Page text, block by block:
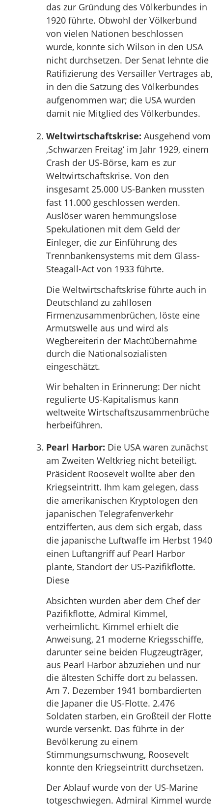
das zur Gründung des Völkerbundes in
1920 führte. Obwohl der Völkerbund
von vielen Nationen beschlossen
wurde, konnte sich Wilson in den USA
nicht durchsetzen. Der Senat lehnte die
Ratifizierung des Versailler Vertrages ab,
in den die Satzung des Völkerbundes
aufgenommen war; die USA wurden
damit nie Mitglied des Völkerbundes.
Weltwirtschaftskrise: Ausgehend vom
‚Schwarzen Freitag‘ im Jahr 1929, einem
Crash der US-Börse, kam es zur
Weltwirtschaftskrise. Von den
insgesamt 25.000 US-Banken mussten
fast 11.000 geschlossen werden.
Auslöser waren hemmungslose
Spekulationen mit dem Geld der
Einleger, die zur Einführung des
Trennbankensystems mit dem Glass-
Steagall-Act von 1933 führte.
Die Weltwirtschaftskrise führte auch in
Deutschland zu zahllosen
Firmenzusammenbrüchen, löste eine
Armutswelle aus und wird als
Wegbereiterin der Machtübernahme
durch die Nationalsozialisten
eingeschätzt.
Wir behalten in Erinnerung: Der nicht
regulierte US-Kapitalismus kann
weltweite Wirtschaftszusammenbrüche
herbeiführen.
Pearl Harbor: Die USA waren zunächst
am Zweiten Weltkrieg nicht beteiligt.
Präsident Roosevelt wollte aber den
Kriegseintritt. Ihm kam gelegen, dass
die amerikanischen Kryptologen den
japanischen Telegrafenverkehr
entzifferten, aus dem sich ergab, dass
die japanische Luftwaffe im Herbst 1940
einen Luftangriff auf Pearl Harbor
plante, Standort der US-Pazifikflotte.
Diese
Absichten wurden aber dem Chef der
Pazifikflotte, Admiral Kimmel,
verheimlicht. Kimmel erhielt die
Anweisung, 21 moderne Kriegsschiffe,
darunter seine beiden Flugzeugträger,
aus Pearl Harbor abzuziehen und nur
die ältesten Schiffe dort zu belassen.
Am 7. Dezember 1941 bombardierten
die Japaner die US-Flotte. 2.476
Soldaten starben, ein Großteil der Flotte
wurde versenkt. Das führte in der
Bevölkerung zu einem
Stimmungsumschwung, Roosevelt
konnte den Kriegseintritt durchsetzen.
Der Ablauf wurde von der US-Marine
totgeschwiegen. Admiral Kimmel wurde